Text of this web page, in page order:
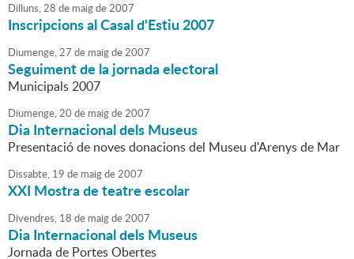
Dilluns,28 de maigde2007
Inscripcions al Casal d'Estiu 2007
Diumenge,27 de maigde2007
Seguiment de la jornada electoral
Municipals 2007
Diumenge,20 de maigde2007
Dia Internacional dels Museus
Presentació de noves donacions del Museu d'Arenys de Mar
Dissabte, 19 de maigde2007
XXI Mostra de teatre escolar
Divendres, 18 de maigde2007
Dia Internacional dels Museus
Jornada de Portes Obertes